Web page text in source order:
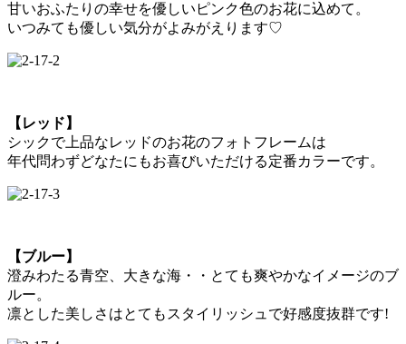
甘いおふたりの幸せを優しいピンク色のお花に込めて。
いつみても優しい気分がよみがえります♡
【レッド】
シックで上品なレッドのお花のフォトフレームは
年代問わずどなたにもお喜びいただける定番カラーです。
【ブルー】
澄みわたる青空、大きな海・・とても爽やかなイメージのブ
ルー。
凛とした美しさはとてもスタイリッシュで好感度抜群です!